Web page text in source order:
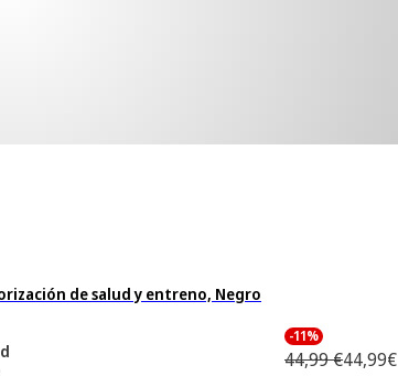
de salud y entreno, Negro
-11%
44,99 €44,99€